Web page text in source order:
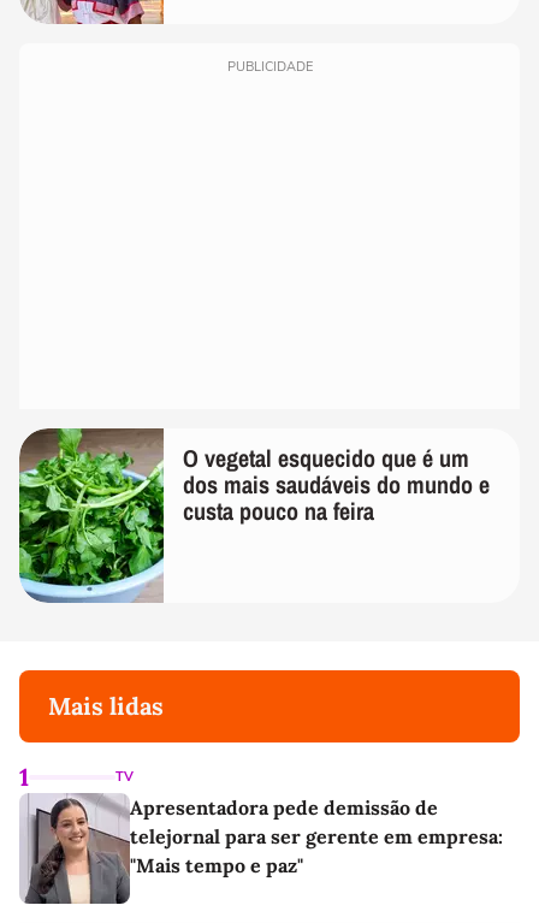
PUBLICIDADE
O vegetal esquecido que é um
dos mais saudáveis do mundo e
custa pouco na feira
Mais lidas
1 TV
Apresentadora pede demissão de
telejornal para ser gerente em empresa:
"Mais tempo e paz"